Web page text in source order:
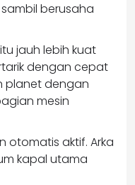
sambil berusaha
jauh lebih kuat
dengan cepat
planet dengan
mesin
otomatis aktif. Arka
kapal utama